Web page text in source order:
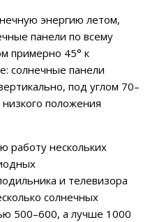
энергию летом,
панели по всему
примерно 45° к
солнечные панели
под углом 70–
низкого положения
работу нескольких
и телевизора
солнечных
500–600, а лучше 1000